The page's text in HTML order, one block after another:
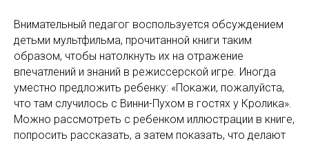
Внимательный педагог воспользуется обсуждением
детьми мультфильма, прочитанной книги таким
образом, чтобы натолкнуть их на отражение
впечатлений и знаний в режиссерской игре. Иногда
уместно предложить ребенку: «Покажи, пожалуйста,
что там случилось с Винни-Пухом в гостях у Кролика».
Можно рассмотреть с ребенком иллюстрации в книге,
попросить рассказать, а затем показать, что делают